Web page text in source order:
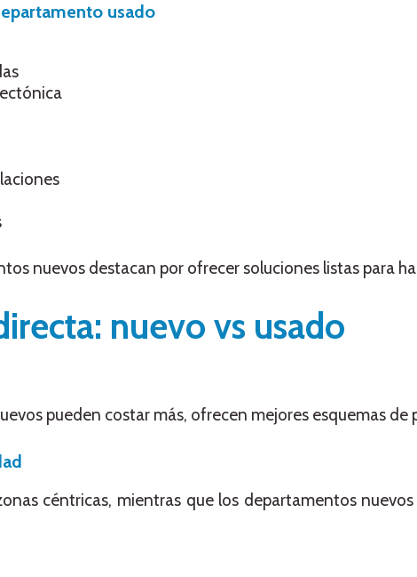
usado
nuevos destacan por ofrecer soluciones listas para
nuevo vs usado
pueden costar más, ofrecen mejores esquemas de
céntricas, mientras que los departamentos